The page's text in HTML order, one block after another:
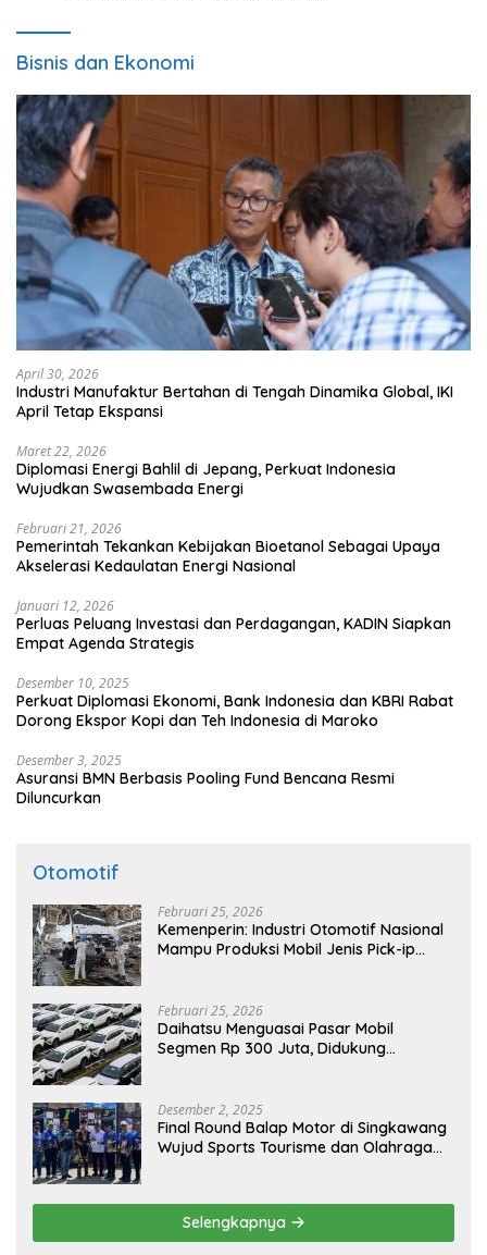
Bisnis dan Ekonomi
April 30, 2026
Industri Manufaktur Bertahan di Tengah Dinamika Global, IKI
April Tetap Ekspansi
Maret 22, 2026
Diplomasi Energi Bahlil di Jepang, Perkuat Indonesia
Wujudkan Swasembada Energi
Februari 21, 2026
Pemerintah Tekankan Kebijakan Bioetanol Sebagai Upaya
Akselerasi Kedaulatan Energi Nasional
Januari 12, 2026
Perluas Peluang Investasi dan Perdagangan, KADIN Siapkan
Empat Agenda Strategis
Desember 10, 2025
Perkuat Diplomasi Ekonomi, Bank Indonesia dan KBRI Rabat
Dorong Ekspor Kopi dan Teh Indonesia di Maroko
Desember 3, 2025
Asuransi BMN Berbasis Pooling Fund Bencana Resmi
Diluncurkan
Otomotif
Februari 25, 2026
Kemenperin: Industri Otomotif Nasional
Mampu Produksi Mobil Jenis Pick-ip
Februari 25, 2026
Daihatsu Menguasai Pasar Mobil
Segmen Rp 300 Juta, Didukung
Desember 2, 2025
Final Round Balap Motor di Singkawang
Wujud Sports Tourisme dan Olahraga
Selengkapnya